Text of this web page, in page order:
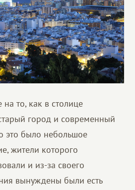
то, как в столице
город и современный
это было небольшое
жители которого
и из-за своего
вынуждены были есть